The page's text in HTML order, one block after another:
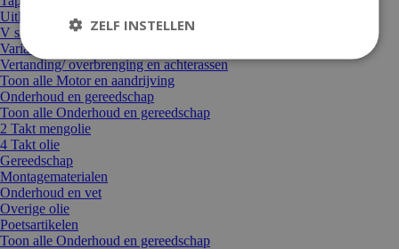
Uitlaten en onderdelen
V snaren
Variateurs en rollen
Vertanding/ overbrenging en achterassen
Toon alle Motor en aandrijving
Onderhoud en gereedschap
Toon alle Onderhoud en gereedschap
2 Takt mengolie
4 Takt olie
Gereedschap
Montagematerialen
Onderhoud en vet
Overige olie
Poetsartikelen
Toon alle Onderhoud en gereedschap
ZELF INSTELLEN